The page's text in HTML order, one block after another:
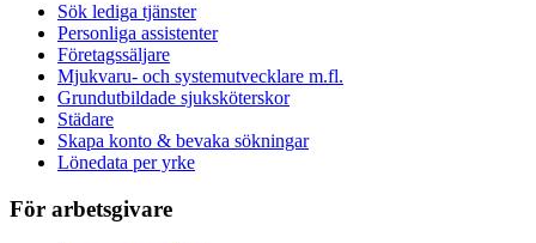
Sök lediga tjänster
Personliga assistenter
Företagssäljare
Mjukvaru- och systemutvecklare m.fl.
Grundutbildade sjuksköterskor
Städare
Skapa konto & bevaka sökningar
Lönedata per yrke
För arbetsgivare